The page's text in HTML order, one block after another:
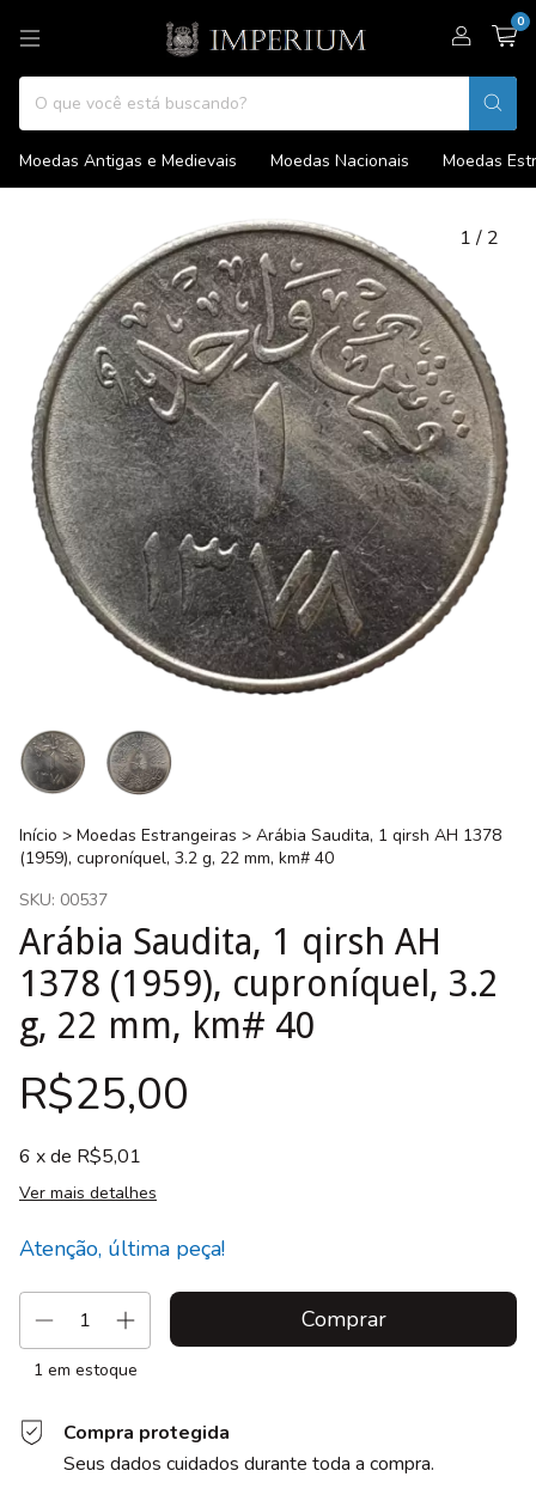
0
Moedas Antigas e Medievais Moedas Nacionais Moedas
1/ 2
Início > Moedas Estrangeiras > Arábia Saudita, 1 qirsh AH 1378
(1959), cuproníquel, 3.2 g, 22 mm, km# 40
SKU: 00537
Arábia Saudita, 1 qirsh AH
1378 (1959), cuproníquel, 3.2
g, 22 mm, km# 40
R$25,00
6 x de R$5,01
Ver mais detalhes
Atenção, última peça!
1 em estoque
Compra protegida
Seus dados cuidados durante toda a compra.